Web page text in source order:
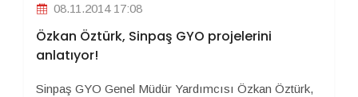
08.11.2014 17:08
Özkan Öztürk, Sinpaş GYO projelerini
anlatıyor!
Sinpaş GYO Genel Müdür Yardımcısı Özkan Öztürk,